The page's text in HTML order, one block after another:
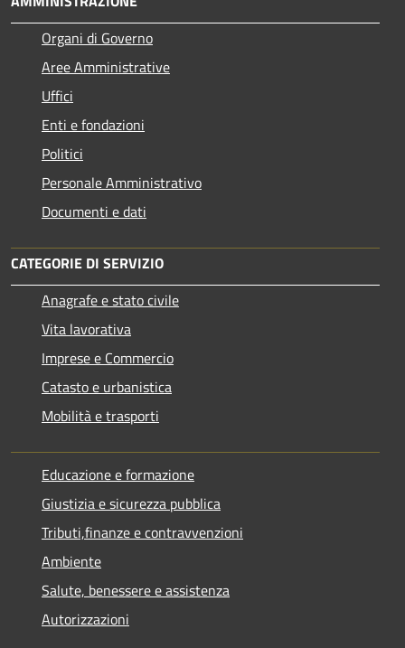
Organi di Governo
Aree Amministrative
Uffici
Enti e fondazioni
Politici
Personale Amministrativo
Documenti e dati
CATEGORIE DI SERVIZIO
Anagrafe e stato civile
Vita lavorativa
Imprese e Commercio
Catasto e urbanistica
Mobilità e trasporti
Educazione e formazione
Giustizia e sicurezza pubblica
Tributi,finanze e contravvenzioni
Ambiente
Salute, benessere e assistenza
Autorizzazioni